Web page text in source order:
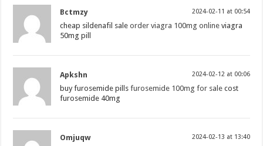
Bctmzy 2024-02-11 at 00:54
cheap sildenafil saleorder viagra 100mg online viagra
50mg pill
Apkshn 2024-02-12 at 00:06
buy furosemide pillsfurosemide 100mg for sale cost
furosemide 40mg
Omjuqw 2024-02-13 at 13:40